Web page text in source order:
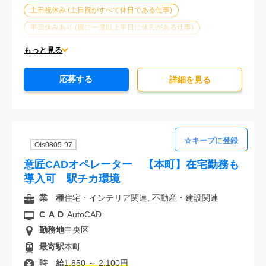
土日祝休み (土日祝がすべて休日である仕事)
平日休みあり (週に一度以上平日に休日がある仕事)
残業なし
駅から徒歩5分以内 20代活躍中
30代活躍中 経験必須
もっと見る
応募する 詳細を⾒る
OIs0805-97
意匠CADオペレーター 【本町】在宅勤務も
導入可 駅チカ環境
業 種住宅・インテリア関連, 不動産・建設関連
CAD AutoCAD
勤務地中央区
最寄駅本町
時 給1,850 ～ 2,100円